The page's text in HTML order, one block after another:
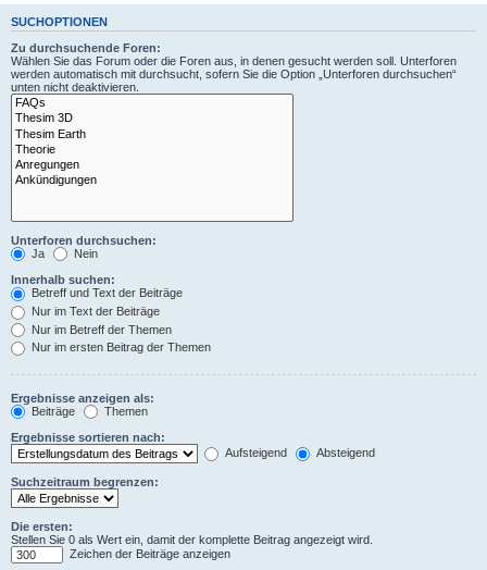
SUCHOPTIONEN
Zu durchsuchende Foren:
Wählen Sie das Forum oder die Foren aus, in denen gesucht werden soll. Unterforen
werden automatisch mit durchsucht, sofern Sie die Option „Unterforen durchsuchen“
unten nicht deaktivieren.
Unterforen durchsuchen:
Ja
Nein
Innerhalb suchen:
Betreff und Text der Beiträge
Nur im Text der Beiträge
Nur im Betreff der Themen
Nur im ersten Beitrag der Themen
Ergebnisse anzeigen als:
Beiträge
Themen
Ergebnisse sortieren nach:
Aufsteigend
Absteigend
Suchzeitraum begrenzen:
Die ersten:
Stellen Sie 0 als Wert ein, damit der komplette Beitrag angezeigt wird.
Zeichen der Beiträge anzeigen